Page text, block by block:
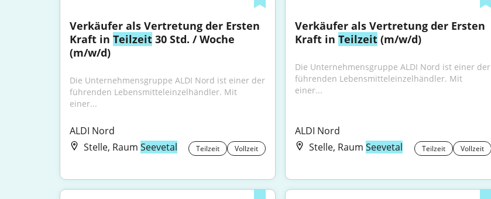
Verkäufer als Vertretung der Ersten
Kraft in Teilzeit 30 Std. / Woche
(m/w/d)
Die Unternehmensgruppe ALDI Nord ist einer der
führenden Lebensmitteleinzelhändler. Mit
einer...
ALDI Nord
Stelle, Raum Seevetal Teilzeit Vollzeit
Verkäufer als Vertretung der Ersten
Kraft in Teilzeit (m/w/d)
Die Unternehmensgruppe ALDI Nord ist einer der
führenden Lebensmitteleinzelhändler. Mit
einer...
ALDI Nord
Stelle, RaumSeevetal Teilzeit Vollzeit